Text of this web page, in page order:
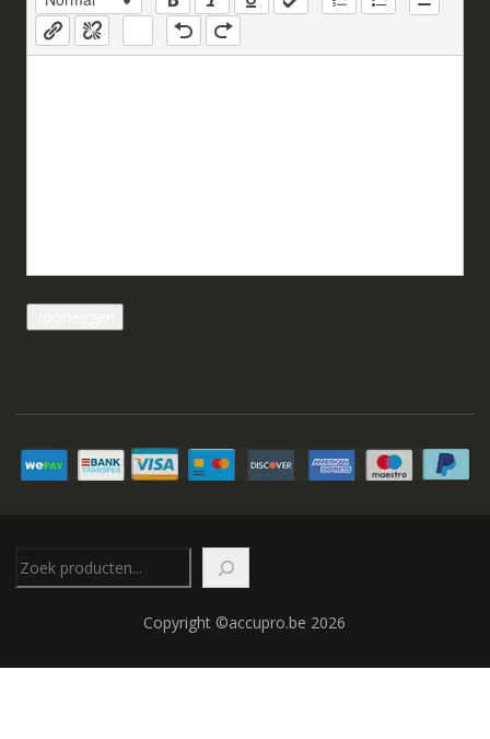
Copyright ©accupro.be 2026